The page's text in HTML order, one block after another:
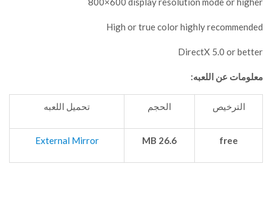
High or true color highly recommended
DirectX 5.0 or better
معلومات عن اللعبه:
الترخيص الحجم تحميل اللعبه
free
26.6 MB
External Mirror